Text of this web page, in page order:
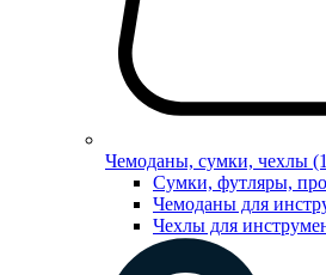
Чемоданы, сумки, чехлы
Сумки, футляры,
Чемоданы для
Чехлы для